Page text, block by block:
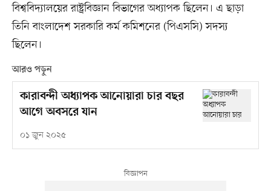
বিশ্ববিদ্যালয়ের রাষ্ট্রবিজ্ঞান বিভাগের অধ্যাপক ছিলেন। এ ছাড়া
তিনি বাংলাদেশ সরকারি কর্ম কমিশনের (পিএসসি) সদস্য
ছিলেন।
আরও পড়ুন
কারাবন্দী অধ্যাপক আনোয়ারা চার বছর
আগে অবসরে যান
০১ জুন ২০২৫